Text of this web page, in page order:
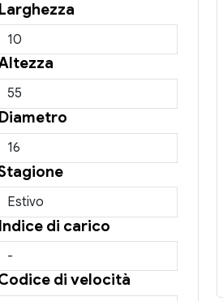
Larghezza
Diametro
Indice di carico
di velocità